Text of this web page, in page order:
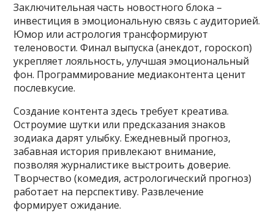
Заключительная часть новостного блока –
инвестиция в эмоциональную связь с аудиторией.
Юмор или астрология трансформируют
теленовости. Финал выпуска (анекдот, гороскоп)
укрепляет лояльность, улучшая эмоциональный
фон. Программирование медиаконтента ценит
послевкусие.
Создание контента здесь требует креатива.
Остроумие шутки или предсказания знаков
зодиака дарят улыбку. Ежедневный прогноз,
забавная история привлекают внимание,
позволяя журналистике выстроить доверие.
Творчество (комедия, астрологический прогноз)
работает на перспективу. Развлечение
формирует ожидание.